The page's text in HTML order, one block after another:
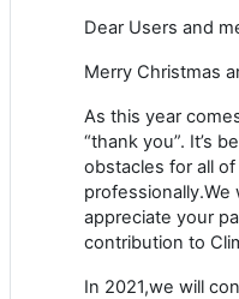
Dear Users and
Merry Christmas
As this year
“thank you”. It’s
obstacles for all
professionally.We
appreciate your
contribution to
In 2021,we will